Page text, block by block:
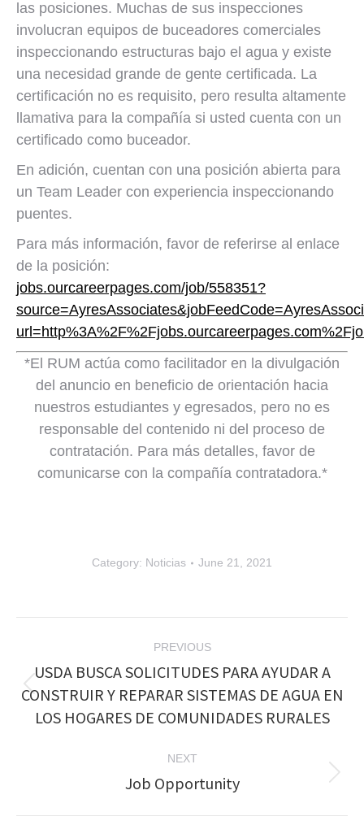
las posiciones. Muchas de sus inspecciones
involucran equipos de buceadores comerciales
inspeccionando estructuras bajo el agua y existe
una necesidad grande de gente certificada. La
certificación no es requisito, pero resulta altamente
llamativa para la compañía si usted cuenta con un
certificado como buceador.
En adición, cuentan con una posición abierta para
un Team Leader con experiencia inspeccionando
puentes.
Para más información, favor de referirse al enlace
de la posición:
jobs.ourcareerpages.com/job/558351?
*El RUM actúa como facilitador en la divulgación
del anuncio en beneficio de orientación hacia
nuestros estudiantes y egresados, pero no es
responsable del contenido ni del proceso de
contratación. Para más detalles, favor de
comunicarse con la compañía contratadora.*
Category: Noticias June 21, 2021
navigation
PREVIOUS
Previous
post:
USDA BUSCA SOLICITUDES PARA AYUDAR A
CONSTRUIR Y REPARAR SISTEMAS DE AGUA EN
LOS HOGARES DE COMUNIDADES RURALES
NEXT
Next
Job Opportunity